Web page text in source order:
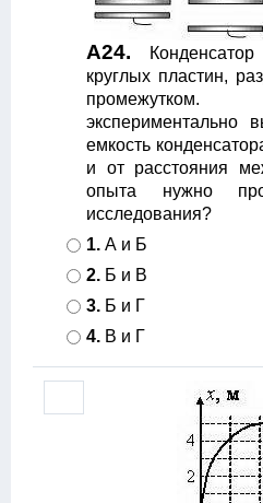
А24.
круглых пластин,
экспериментально
емкость
и от расстояния
опыта нужно
исследования?
1. А и Б
2. Б и В
3. Б и Г
4. В и Г